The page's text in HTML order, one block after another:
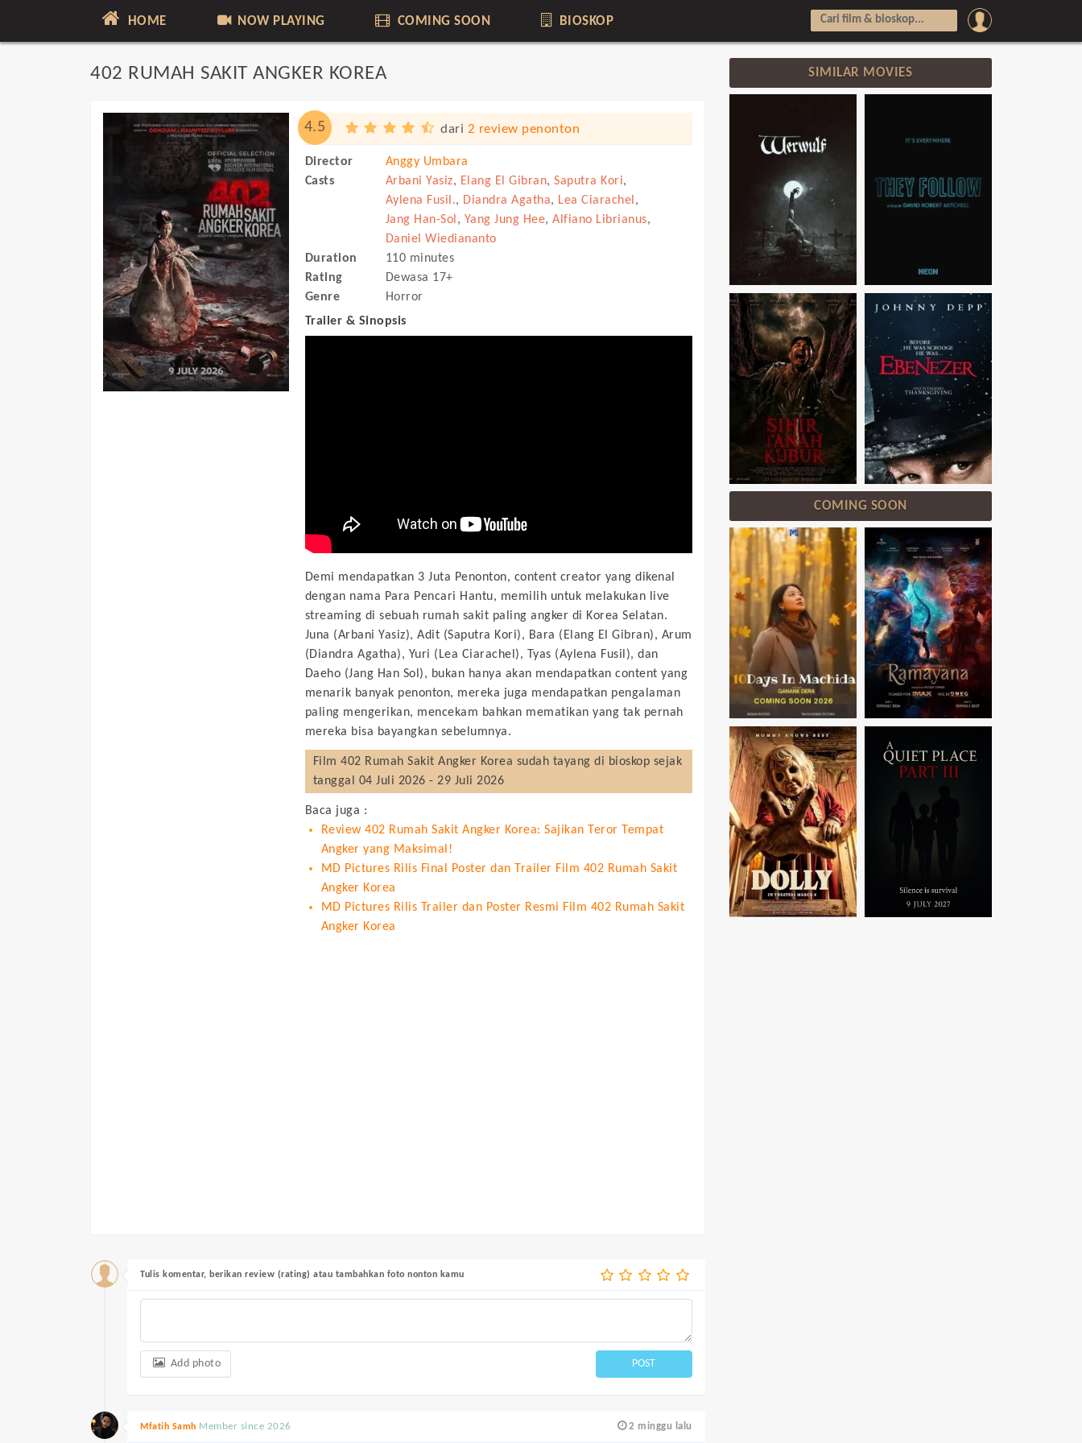
HOME NOW PLAYING COMING SOON BIOSKOP
402 RUMAH SAKIT ANGKER KOREA
4.5 dari 2 review penonton
Director
Anggy Umbara
Casts
Arbani Yasiz, Elang El Gibran, Saputra Kori,
Aylena Fusil., Diandra Agatha, Lea Ciarachel ,
Jang Han-Sol , Yang Jung Hee, Alfiano Librianus,
Daniel Wiediananto
Duration
110 minutes
Rating
Dewasa 17+
Genre
Horror
Trailer & Sinopsis
Demi mendapatkan 3 Juta Penonton, content creator yang dikenal
dengan nama Para Pencari Hantu, memilih untuk melakukan live
streaming di sebuah rumah sakit paling angker di Korea Selatan.
Juna (Arbani Yasiz), Adit (Saputra Kori), Bara (Elang El Gibran), Arum
(Diandra Agatha), Yuri (Lea Ciarachel), Tyas (Aylena Fusil), dan
Daeho (Jang Han Sol), bukan hanya akan mendapatkan content yang
menarik banyak penonton, mereka juga mendapatkan pengalaman
paling mengerikan, mencekam bahkan mematikan yang tak pernah
mereka bisa bayangkan sebelumnya.
Film 402 Rumah Sakit Angker Korea sudah tayang di bioskop sejak
tanggal 04 Juli 2026 - 29 Juli 2026
Baca juga :
Review 402 Rumah Sakit Angker Korea: Sajikan Teror Tempat
Angker yang Maksimal!
MD Pictures Rilis Final Poster dan Trailer Film 402 Rumah Sakit
Angker Korea
MD Pictures Rilis Trailer dan Poster Resmi Film 402 Rumah Sakit
Angker Korea
Tulis komentar, berikan review (rating) atau tambahkan foto nonton kamu
Add photo POST
2 minggu lalu
Mfatih Samh Member since 2026
SIMILAR MOVIES
COMING SOON